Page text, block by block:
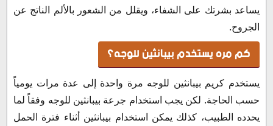
يساعد بشرتك على الشفاء، ويقلل من الشعور بالألم الناتج عن
الجروح.
كم مره يستخدم بيبانثين للوجه؟
يستخدم كريم بيبانثين للوجه مرة واحدة إلى عدة مرات يومياً
حسب الحاجة. لكن يجب استخدام جرعة بيبانثين للوجه وفقاً لما
يحدده الطبيب، كذلك يمكن استخدام بيبانثين أثناء فترة الحمل